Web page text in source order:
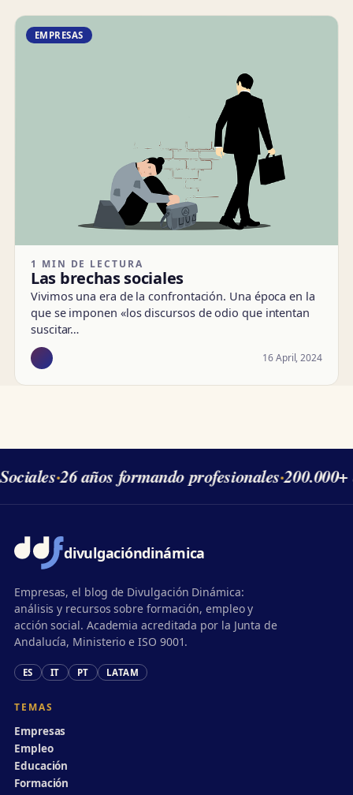
EMPRESAS
1 MIN DE LECTURA
Las brechas sociales
Vivimos una era de la confrontación. Una época en la
que se imponen «los discursos de odio que intentan
suscitar…
16 April, 2024
·26 años formando profesionales·200.000+
divulgacióndinámica
Empresas, el blog de Divulgación Dinámica:
análisis y recursos sobre formación, empleo y
acción social. Academia acreditada por la Junta de
Andalucía, Ministerio e ISO 9001.
ES IT PT LATAM
TEMAS
Empresas
Empleo
Educación
Formación